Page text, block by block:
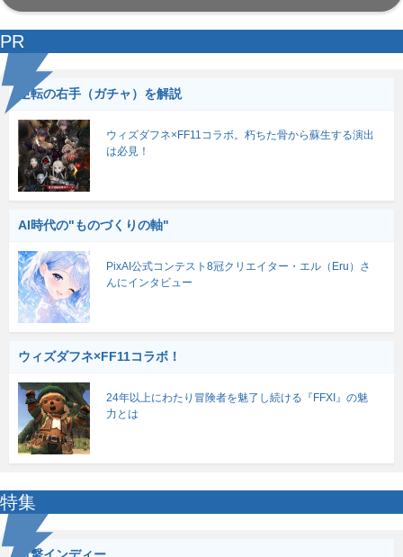
PR
逆転の右手（ガチャ）を解説
ウィズダフネ×FF11コラボ。朽ちた骨から蘇生する演出
は必見！
AI時代の"ものづくりの軸"
PixAI公式コンテスト8冠クリエイター・エル（Eru）さ
んにインタビュー
ウィズダフネ×FF11コラボ！
24年以上にわたり冒険者を魅了し続ける『FFXI』の魅
力とは
特集
電撃インディー